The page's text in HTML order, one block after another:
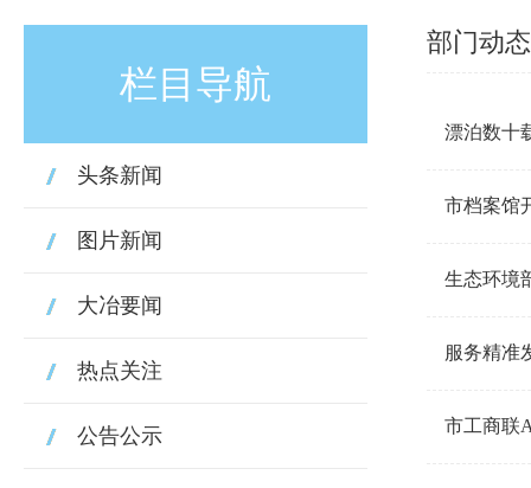
栏目导航
头条新闻
图片新闻
大冶要闻
热点关注
公告公示
部门动态
漂泊数十
市档案馆
生态环境
服务精准
市工商联